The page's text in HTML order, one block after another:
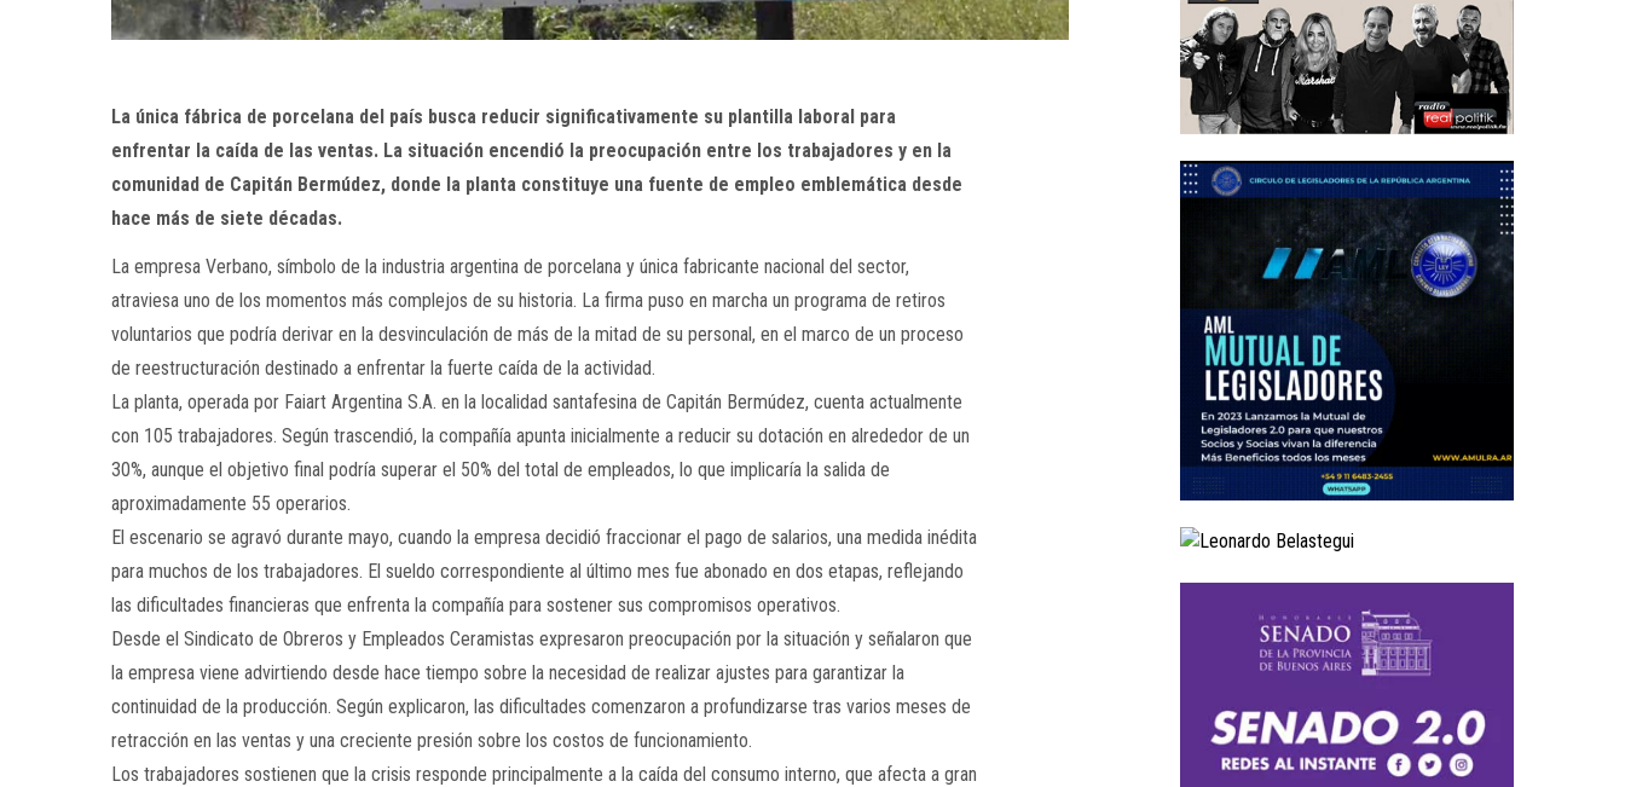
La única fábrica de porcelana del país busca reducir significativamente su plantilla laboral para
enfrentar la caída de las ventas. La situación encendió la preocupación entre los trabajadores y en la
comunidad de Capitán Bermúdez, donde la planta constituye una fuente de empleo emblemática desde
hace más de siete décadas.
La empresa Verbano, símbolo de la industria argentina de porcelana y única fabricante nacional del sector,
atraviesa uno de los momentos más complejos de su historia. La firma puso en marcha un programa de retiros
voluntarios que podría derivar en la desvinculación de más de la mitad de su personal, en el marco de un proceso
de reestructuración destinado a enfrentar la fuerte caída de la actividad.
La planta, operada por Faiart Argentina S.A. en la localidad santafesina de Capitán Bermúdez, cuenta actualmente
con 105 trabajadores. Según trascendió, la compañía apunta inicialmente a reducir su dotación en alrededor de un
30%, aunque el objetivo final podría superar el 50% del total de empleados, lo que implicaría la salida de
aproximadamente 55 operarios.
El escenario se agravó durante mayo, cuando la empresa decidió fraccionar el pago de salarios, una medida inédita
para muchos de los trabajadores. El sueldo correspondiente al último mes fue abonado en dos etapas, reflejando
las dificultades financieras que enfrenta la compañía para sostener sus compromisos operativos.
Desde el Sindicato de Obreros y Empleados Ceramistas expresaron preocupación por la situación y señalaron que
la empresa viene advirtiendo desde hace tiempo sobre la necesidad de realizar ajustes para garantizar la
continuidad de la producción. Según explicaron, las dificultades comenzaron a profundizarse tras varios meses de
retracción en las ventas y una creciente presión sobre los costos de funcionamiento.
Los trabajadores sostienen que la crisis responde principalmente a la caída del consumo interno, que afecta a gran